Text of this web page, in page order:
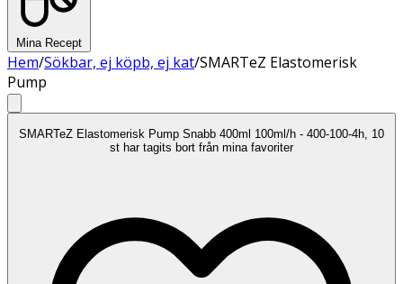
Mina Recept
Hem/Sökbar, ej köpb, ej kat/SMARTeZ Elastomerisk
Pump
SMARTeZ Elastomerisk Pump Snabb 400ml 100ml/h - 400-100-4h, 10
st har tagits bort från mina favoriter